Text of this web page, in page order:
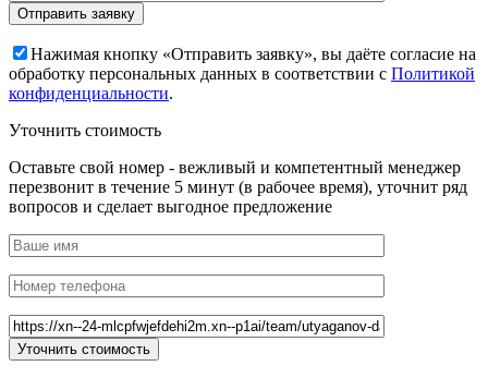
Нажимая кнопку «Отправить заявку», вы даёте согласие на
обработку персональных данных в соответствии с Политикой
конфиденциальности.
Уточнить стоимость
Оставьте свой номер - вежливый и компетентный менеджер
перезвонит в течение 5 минут (в рабочее время), уточнит ряд
вопросов и сделает выгодное предложение